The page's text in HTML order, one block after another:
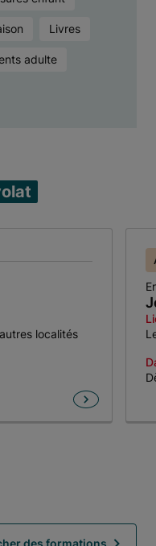
Livres
adulte
localités
des formations